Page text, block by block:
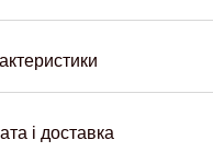
і доставка